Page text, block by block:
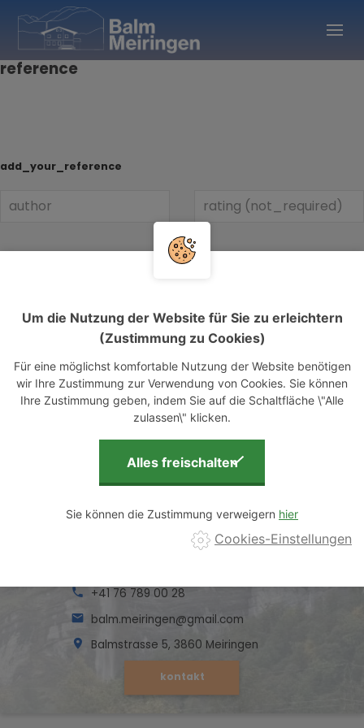
reference
add_your_reference
+41 76 789 00 28
balm.meiringen@gmail.com
Balmstrasse 5, 3860 Meiringen
kontakt
Um die Nutzung der Website für Sie zu erleichtern
(Zustimmung zu Cookies)
Für eine möglichst komfortable Nutzung der Website benötigen
wir Ihre Zustimmung zur Verwendung von Cookies. Sie können
Ihre Zustimmung geben, indem Sie auf die Schaltfläche \"Alle
zulassen\" klicken.
Sie können die Zustimmung verweigern
Cookies-Einstellungen